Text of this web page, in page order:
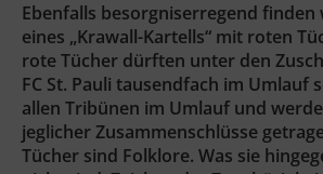
Ebenfalls besorgniserregend
eines „Krawall-Kartells“ mit roten
rote Tücher dürften unter den
FC St. Pauli tausendfach im Umlauf
allen Tribünen im Umlauf und
jeglicher Zusammenschlüsse
Tücher sind Folklore. Was sie